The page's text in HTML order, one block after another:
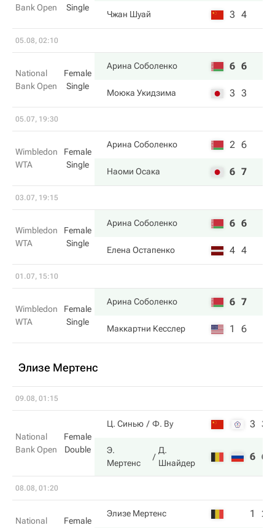
Bank Open
Single
Чжан Шуай 3 4
05.08, 02:10
National
Bank Open
Female
Single
Арина Соболенко 6 6
Моюка Укидзима 3 3
05.07, 19:30
Wimbledon
WTA
Female
Single
Арина Соболенко 2 6
Наоми Осака 6 7
03.07, 19:15
Wimbledon
WTA
Female
Single
Арина Соболенко 6 6
Елена Остапенко 4 4
01.07, 15:10
Wimbledon
WTA
Female
Single
Арина Соболенко 6 7
Маккартни Кесслер 1 6
Элизе Мертенс
09.08, 01:15
National
Bank Open
Female
Double
Ц. Синью Ф. Ву 3 3
Э.
Мертенс
Д.
Шнайдер
6 6
08.08, 01:20
National Female
Элизе Мертенс 1 2